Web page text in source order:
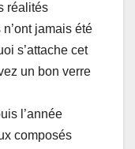
réalités
jamais été
s’attache cet
un bon verre
l’année
composés